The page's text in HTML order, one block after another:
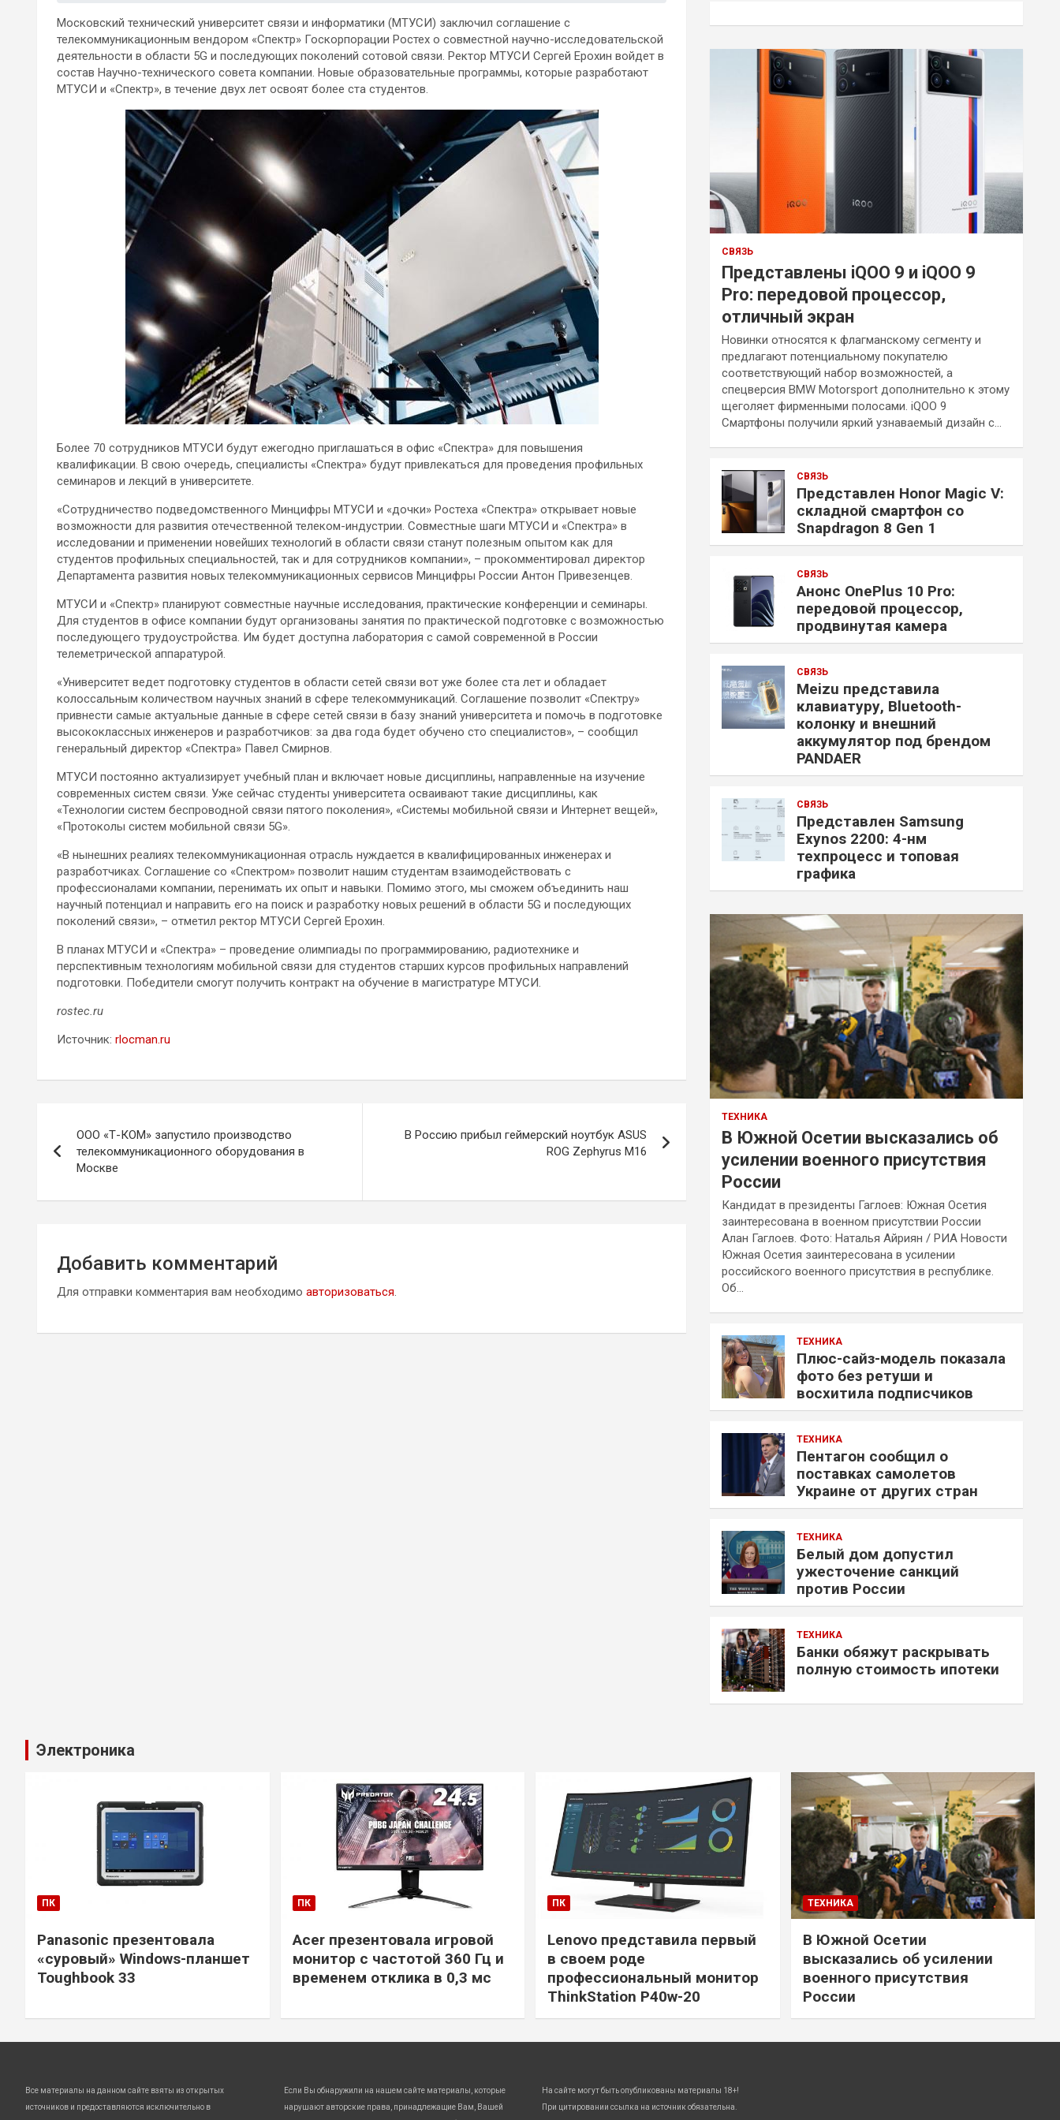
Московский технический университет связи и информатики (МТУСИ) заключил соглашение с
телекоммуникационным вендором «Спектр» Госкорпорации Ростех о совместной научно-исследовательской
деятельности в области 5G и последующих поколений сотовой связи. Ректор МТУСИ Сергей Ерохин войдет в
состав Научно-технического совета компании. Новые образовательные программы, которые разработают
МТУСИ и «Спектр», в течение двух лет освоят более ста студентов.
Более 70 сотрудников МТУСИ будут ежегодно приглашаться в офис «Спектра» для повышения
квалификации. В свою очередь, специалисты «Спектра» будут привлекаться для проведения профильных
семинаров и лекций в университете.
«Сотрудничество подведомственного Минцифры МТУСИ и «дочки» Ростеха «Спектра» открывает новые
возможности для развития отечественной телеком-индустрии. Совместные шаги МТУСИ и «Спектра» в
исследовании и применении новейших технологий в области связи станут полезным опытом как для
студентов профильных специальностей, так и для сотрудников компании», – прокомментировал директор
Департамента развития новых телекоммуникационных сервисов Минцифры России Антон Привезенцев.
МТУСИ и «Спектр» планируют совместные научные исследования, практические конференции и семинары.
Для студентов в офисе компании будут организованы занятия по практической подготовке с возможностью
последующего трудоустройства. Им будет доступна лаборатория с самой современной в России
телеметрической аппаратурой.
«Университет ведет подготовку студентов в области сетей связи вот уже более ста лет и обладает
колоссальным количеством научных знаний в сфере телекоммуникаций. Соглашение позволит «Спектру»
привнести самые актуальные данные в сфере сетей связи в базу знаний университета и помочь в подготовке
высококлассных инженеров и разработчиков: за два года будет обучено сто специалистов», – сообщил
генеральный директор «Спектра» Павел Смирнов.
МТУСИ постоянно актуализирует учебный план и включает новые дисциплины, направленные на изучение
современных систем связи. Уже сейчас студенты университета осваивают такие дисциплины, как
«Технологии систем беспроводной связи пятого поколения», «Системы мобильной связи и Интернет вещей»,
«Протоколы систем мобильной связи 5G».
«В нынешних реалиях телекоммуникационная отрасль нуждается в квалифицированных инженерах и
разработчиках. Соглашение со «Спектром» позволит нашим студентам взаимодействовать с
профессионалами компании, перенимать их опыт и навыки. Помимо этого, мы сможем объединить наш
научный потенциал и направить его на поиск и разработку новых решений в области 5G и последующих
поколений связи», – отметил ректор МТУСИ Сергей Ерохин.
В планах МТУСИ и «Спектра» – проведение олимпиады по программированию, радиотехнике и
перспективным технологиям мобильной связи для студентов старших курсов профильных направлений
подготовки. Победители смогут получить контракт на обучение в магистратуре МТУСИ.
rostec.ru
Источник: rlocman.ru
по
ООО «Т-КОМ» запустило производство
телекоммуникационного оборудования в
Москве
В Россию прибыл геймерский ноутбук ASUS
ROG Zephyrus M16
Добавить комментарий
Для отправки комментария вам необходимо авторизоваться.
СВЯЗЬ
Представлены iQOO 9 и iQOO 9
Pro: передовой процессор,
отличный экран
Новинки относятся к флагманскому сегменту и
предлагают потенциальному покупателю
соответствующий набор возможностей, а
спецверсия BMW Motorsport дополнительно к этому
щеголяет фирменными полосами. iQOO 9
Смартфоны получили яркий узнаваемый дизайн с…
СВЯЗЬ
Представлен Honor Magic V:
складной смартфон со
Snapdragon 8 Gen 1
СВЯЗЬ
Анонс OnePlus 10 Pro:
передовой процессор,
продвинутая камера
СВЯЗЬ
Meizu представила
клавиатуру, Bluetooth-
колонку и внешний
аккумулятор под брендом
PANDAER
СВЯЗЬ
Представлен Samsung
Exynos 2200: 4-нм
техпроцесс и топовая
графика
ТЕХНИКА
В Южной Осетии высказались об
усилении военного присутствия
России
Кандидат в президенты Гаглоев: Южная Осетия
заинтересована в военном присутствии России
Алан Гаглоев. Фото: Наталья Айриян / РИА Новости
Южная Осетия заинтересована в усилении
российского военного присутствия в республике.
Об…
ТЕХНИКА
Плюс-сайз-модель показала
фото без ретуши и
восхитила подписчиков
ТЕХНИКА
Пентагон сообщил о
поставках самолетов
Украине от других стран
ТЕХНИКА
Белый дом допустил
ужесточение санкций
против России
ТЕХНИКА
Банки обяжут раскрывать
полную стоимость ипотеки
Электроника
ПК
Panasonic презентовала
«суровый» Windows-планшет
Toughbook 33
ПК
Acer презентовала игровой
монитор с частотой 360 Гц и
временем отклика в 0,3 мс
ПК
Lenovo представила первый
в своем роде
профессиональный монитор
ThinkStation P40w-20
ТЕХНИКА
В Южной Осетии
высказались об усилении
военного присутствия
России
Все материалы на данном сайте взяты из открытых
источников и предоставляются исключительно в
Если Вы обнаружили на нашем сайте материалы, которые
нарушают авторские права, принадлежащие Вам, Вашей
На сайте могут быть опубликованы материалы 18+!
При цитировании ссылка на источник обязательна.